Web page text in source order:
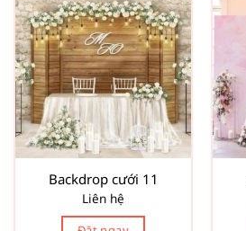
Backdrop cưới 11
Liên hệ